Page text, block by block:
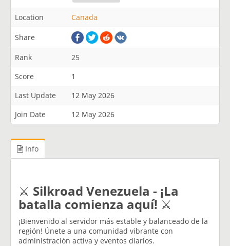
Location Canada
Share
Rank
25
Score
1
Last Update
12 May 2026
Join Date
12 May 2026
Info
⚔️ Silkroad Venezuela - ¡La
batalla comienza aquí! ⚔️
¡Bienvenido al servidor más estable y balanceado de la
región! Únete a una comunidad vibrante con
administración activa y eventos diarios.